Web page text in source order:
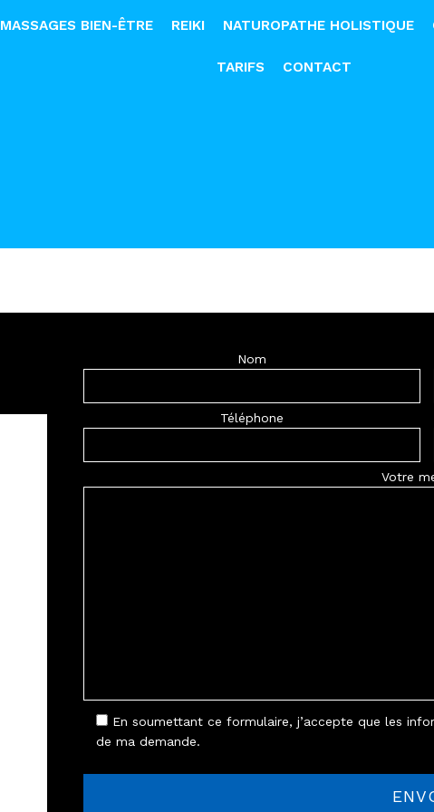
MASSAGES BIEN-ÊTRE REIKI NATUROPATHE HOLISTIQUE
TARIFS CONTACT
Nom
Téléphone
Votre
En soumettant ce formulaire, j’accepte que les
de ma demande.